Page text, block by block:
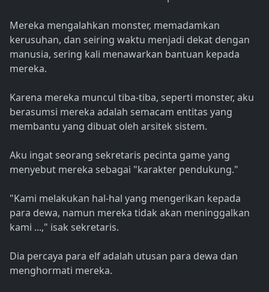
Mereka mengalahkan monster, memadamkan
kerusuhan, dan seiring waktu menjadi dekat dengan
manusia, sering kali menawarkan bantuan kepada
mereka.
Karena mereka muncul tiba-tiba, seperti monster, aku
berasumsi mereka adalah semacam entitas yang
membantu yang dibuat oleh arsitek sistem.
Aku ingat seorang sekretaris pecinta game yang
menyebut mereka sebagai "karakter pendukung."
"Kami melakukan hal-hal yang mengerikan kepada
para dewa, namun mereka tidak akan meninggalkan
kami ...," isak sekretaris.
Dia percaya para elf adalah utusan para dewa dan
menghormati mereka.